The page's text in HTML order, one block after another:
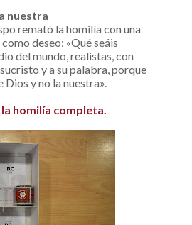
nuestra
remató la homilía con una
deseo: «Qué seáis
del mundo, realistas, con
y a su palabra, porque
Dios y no la nuestra».
homilía completa.